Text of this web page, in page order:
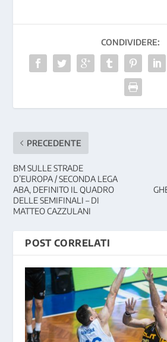
CONDIVIDERE:
PRECEDENTE
BM SULLE STRADE
D’EUROPA / SECONDA LEGA
ABA, DEFINITO IL QUADRO
DELLE SEMIFINALI – DI
MATTEO CAZZULANI
POST CORRELATI